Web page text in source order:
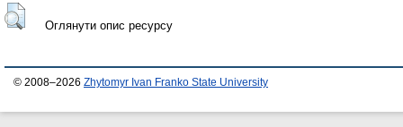
Оглянути опис ресурсу
© 2008–2026 Zhytomyr Ivan Franko State University